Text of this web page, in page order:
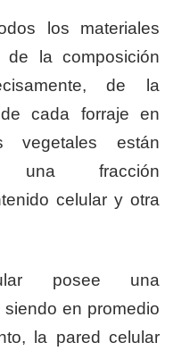
los materiales
la composición
de la
cada forraje en
vegetales están
una fracción
celular y otra
posee una
en promedio
la pared celular